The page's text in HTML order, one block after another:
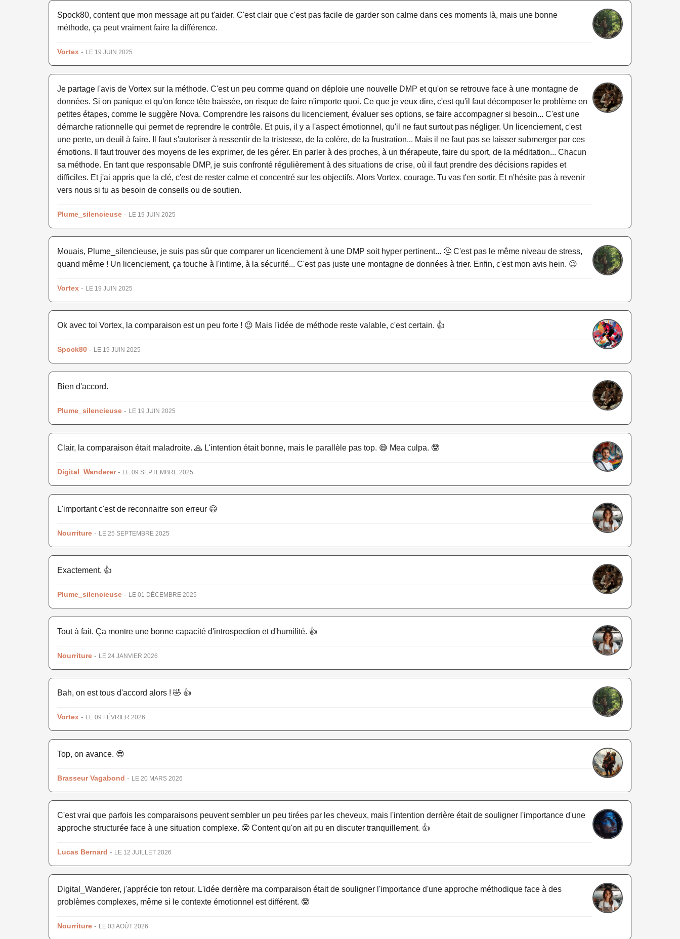
Spock80, content que mon message ait pu t'aider. C'est clair que c'est pas facile de garder son calme dans ces moments là, mais une bonne
méthode, ça peut vraiment faire la différence.
Vortex - LE 19 JUIN 2025
Je partage l'avis de Vortex sur la méthode. C'est un peu comme quand on déploie une nouvelle DMP et qu'on se retrouve face à une montagne de
données. Si on panique et qu'on fonce tête baissée, on risque de faire n'importe quoi. Ce que je veux dire, c'est qu'il faut décomposer le problème en
petites étapes, comme le suggère Nova. Comprendre les raisons du licenciement, évaluer ses options, se faire accompagner si besoin... C'est une
démarche rationnelle qui permet de reprendre le contrôle. Et puis, il y a l'aspect émotionnel, qu'il ne faut surtout pas négliger. Un licenciement, c'est
une perte, un deuil à faire. Il faut s'autoriser à ressentir de la tristesse, de la colère, de la frustration... Mais il ne faut pas se laisser submerger par ces
émotions. Il faut trouver des moyens de les exprimer, de les gérer. En parler à des proches, à un thérapeute, faire du sport, de la méditation... Chacun
sa méthode. En tant que responsable DMP, je suis confronté régulièrement à des situations de crise, où il faut prendre des décisions rapides et
difficiles. Et j'ai appris que la clé, c'est de rester calme et concentré sur les objectifs. Alors Vortex, courage. Tu vas t'en sortir. Et n'hésite pas à revenir
vers nous si tu as besoin de conseils ou de soutien.
Plume_silencieuse - LE 19 JUIN 2025
Mouais, Plume_silencieuse, je suis pas sûr que comparer un licenciement à une DMP soit hyper pertinent... 🤔 C'est pas le même niveau de stress,
quand même ! Un licenciement, ça touche à l'intime, à la sécurité... C'est pas juste une montagne de données à trier. Enfin, c'est mon avis hein. 😉
Vortex - LE 19 JUIN 2025
Ok avec toi Vortex, la comparaison est un peu forte ! 😉 Mais l'idée de méthode reste valable, c'est certain. 👍
Spock80 - LE 19 JUIN 2025
Bien d'accord.
Plume_silencieuse - LE 19 JUIN 2025
Clair, la comparaison était maladroite. 🙏 L'intention était bonne, mais le parallèle pas top. 😅 Mea culpa. 🤓
Digital_Wanderer- LE 09 SEPTEMBRE 2025
L'important c'est de reconnaitre son erreur 😃
Nourriture - LE 25 SEPTEMBRE 2025
Exactement. 👍
Plume_silencieuse - LE 01 DÉCEMBRE 2025
Tout à fait. Ça montre une bonne capacité d'introspection et d'humilité. 👍
Nourriture - LE 24 JANVIER 2026
Bah, on est tous d'accord alors ! 🤣 👍
Vortex - LE 09 FÉVRIER 2026
Top, on avance. 😎
Brasseur Vagabond - LE 20 MARS 2026
C'est vrai que parfois les comparaisons peuvent sembler un peu tirées par les cheveux, mais l'intention derrière était de souligner l'importance d'une
approche structurée face à une situation complexe. 🤓 Content qu'on ait pu en discuter tranquillement. 👍
Lucas Bernard - LE 12 JUILLET 2026
Digital_Wanderer, j'apprécie ton retour. L'idée derrière ma comparaison était de souligner l'importance d'une approche méthodique face à des
problèmes complexes, même si le contexte émotionnel est différent. 🤓
Nourriture - LE 03 AOÛT 2026